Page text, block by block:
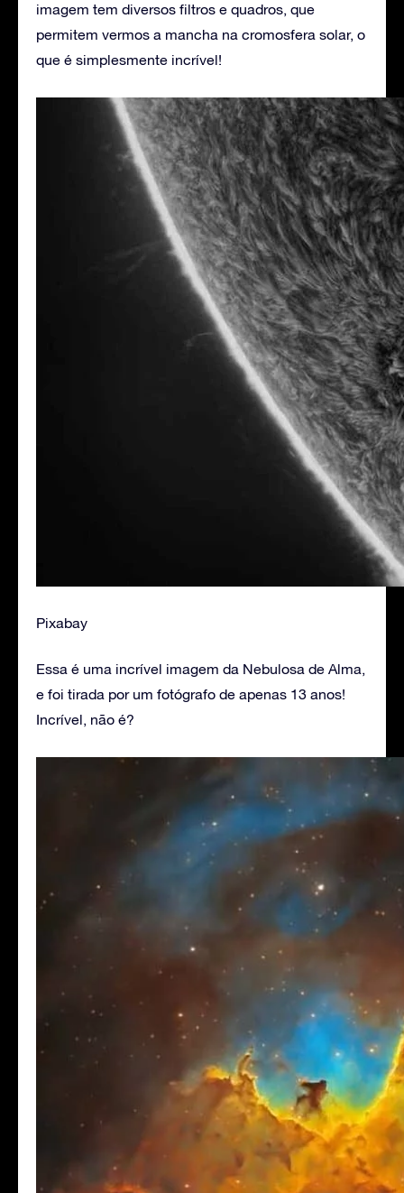
imagem tem diversos filtros e quadros, que
permitem vermos a mancha na cromosfera solar, o
que é simplesmente incrível!
Pixabay
Essa é uma incrível imagem da Nebulosa de Alma,
e foi tirada por um fotógrafo de apenas 13 anos!
Incrível, não é?